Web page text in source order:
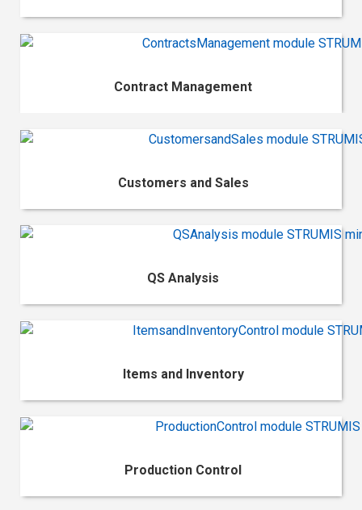
Contract Management
Customers and Sales
QS Analysis
Items and Inventory
Production Control